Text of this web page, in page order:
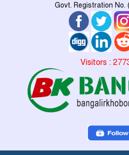
Govt. Registration No.
Visitors :